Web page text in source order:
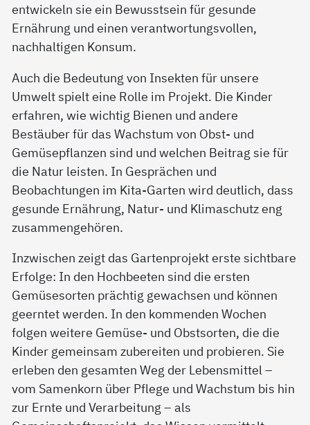
entwickeln sie ein Bewusstsein für gesunde
Ernährung und einen verantwortungsvollen,
nachhaltigen Konsum.
Auch die Bedeutung von Insekten für unsere
Umwelt spielt eine Rolle im Projekt. Die Kinder
erfahren, wie wichtig Bienen und andere
Bestäuber für das Wachstum von Obst- und
Gemüsepflanzen sind und welchen Beitrag sie für
die Natur leisten. In Gesprächen und
Beobachtungen im Kita-Garten wird deutlich, dass
gesunde Ernährung, Natur- und Klimaschutz eng
zusammengehören.
Inzwischen zeigt das Gartenprojekt erste sichtbare
Erfolge: In den Hochbeeten sind die ersten
Gemüsesorten prächtig gewachsen und können
geerntet werden. In den kommenden Wochen
folgen weitere Gemüse- und Obstsorten, die die
Kinder gemeinsam zubereiten und probieren. Sie
erleben den gesamten Weg der Lebensmittel –
vom Samenkorn über Pflege und Wachstum bis hin
zur Ernte und Verarbeitung – als